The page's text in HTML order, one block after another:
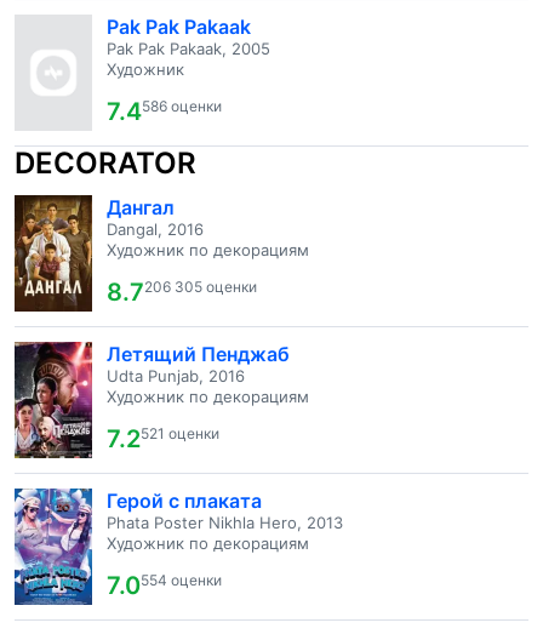
Pak Pak Pakaak
Pak Pak Pakaak, 2005
Художник
7.4586 оценки
DECORATOR
Дангал
Dangal, 2016
Художник по декорациям
8.7206 305 оценки
Летящий Пенджаб
Udta Punjab, 2016
Художник по декорациям
7.2521 оценки
Герой с плаката
Phata Poster Nikhla Hero, 2013
Художник по декорациям
7.0554 оценки